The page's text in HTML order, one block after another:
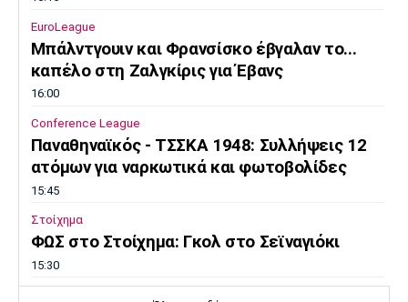
EuroLeague
Μπάλντγουιν και Φρανσίσκο έβγαλαν το...
καπέλο στη Ζαλγκίρις για Έβανς
16:00
Conference League
Παναθηναϊκός - ΤΣΣΚΑ 1948: Συλλήψεις 12
ατόμων για ναρκωτικά και φωτοβολίδες
15:45
Στοίχημα
ΦΩΣ στο Στοίχημα: Γκολ στο Σεϊναγιόκι
15:30